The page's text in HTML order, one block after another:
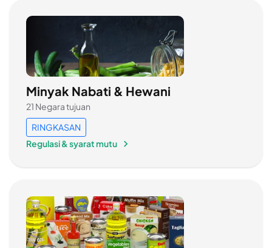
Minyak Nabati & Hewani
21 Negara tujuan
RINGKASAN
Regulasi & syarat mutu